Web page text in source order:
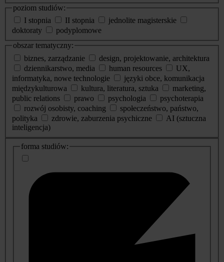
poziom studiów:
I stopnia
II stopnia
jednolite magisterskie
doktoraty
podyplomowe
obszar tematyczny:
biznes, zarządzanie
design, projektowanie, architektura
dziennikarstwo, media
human resources
UX,
informatyka, nowe technologie
języki obce, komunikacja
międzykulturowa
kultura, literatura, sztuka
marketing,
public relations
prawo psychologia
psychoterapia
rozwój osobisty, coaching
społeczeństwo, państwo,
polityka
zdrowie, zaburzenia psychiczne
AI (sztuczna
inteligencja)
dodatkowe
informacje
forma studiów: